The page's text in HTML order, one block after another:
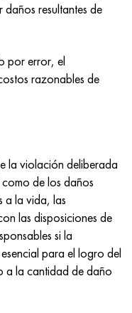
resultantes de
por error, el
razonables de
la violación deliberada
de los daños
a la vida, las
las disposiciones de
si la
para el logro del
a la cantidad de daño